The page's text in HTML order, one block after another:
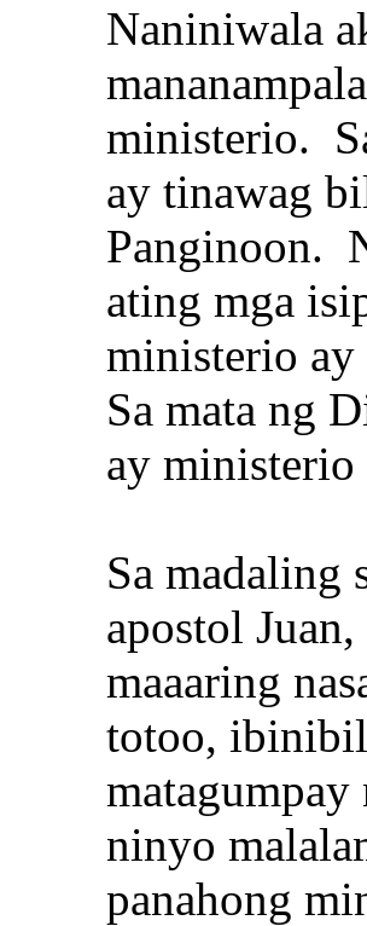
Naniniwala
ministerio.
ay tinawag
Panginoon.
ating mga
ministerio ay
Sa mata ng
ay ministerio
Sa madaling
apostol
maaaring
totoo,
ninyo
panahong